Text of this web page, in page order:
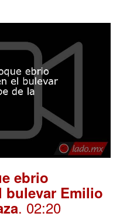
ebrio
bulevar Emilio
. 02:20